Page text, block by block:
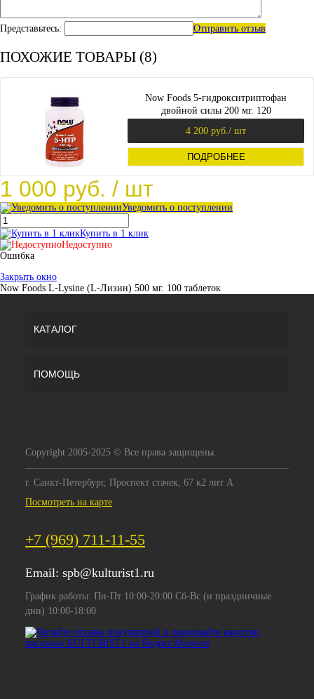
Представьтесь: Отправить отзыв
ПОХОЖИЕ ТОВАРЫ (8)
Now Foods 5-гидрокситриптофан
двойной силы 200 мг. 120
4 200 руб. / шт
ПОДРОБНЕЕ
1 000 руб. / шт
Уведомить о поступлении
Купить в 1 клик
Недоступно
Ошибка
Закрыть окно
Now Foods L-Lysine (L-Лизин) 500 мг. 100 таблеток
КАТАЛОГ
ПОМОЩЬ
Copyright 2005-2025 © Все права защищены.
г. Санкт-Петербург, Проспект стачек, 67 к2 лит А
Посмотреть на карте
+7 (969) 711-11-55
Email: spb@kulturist1.ru
График работы: Пн-Пт 10:00-20:00 Сб-Вс (и праздничные
дни) 10:00-18:00